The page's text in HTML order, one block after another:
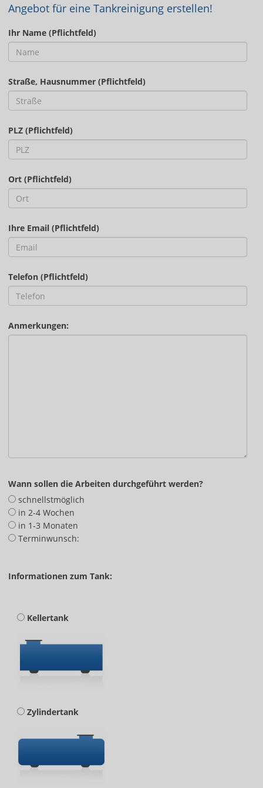
Angebot für eine Tankreinigung erstellen!
Ihr Name (Pflichtfeld)
Straße, Hausnummer (Pflichtfeld)
PLZ (Pflichtfeld)
Ort (Pflichtfeld)
Ihre Email (Pflichtfeld)
Telefon (Pflichtfeld)
Anmerkungen:
Wann sollen die Arbeiten durchgeführt werden?
schnellstmöglich
in 2-4 Wochen
in 1-3 Monaten
Terminwunsch:
Informationen zum Tank:
Kellertank
Zylindertank